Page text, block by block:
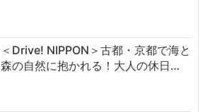
＜Drive! NIPPON＞古都・京都で海と
森の自然に抱かれる！大人の休日…